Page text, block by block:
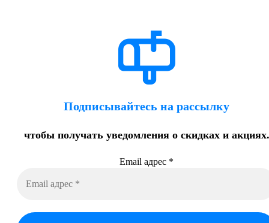
Подписывайтесь на рассылку
чтобы получать уведомления о скидках и акциях.
Email адрес *